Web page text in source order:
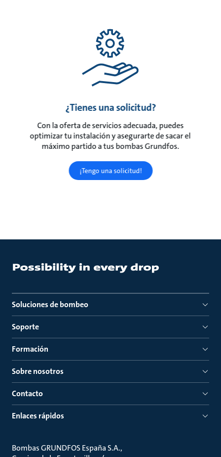
¿Tienes una solicitud?
Con la oferta de servicios adecuada, puedes
optimizar tu instalación y asegurarte de sacar el
máximo partido a tus bombas Grundfos.
¡Tengo una solicitud!
Soluciones de bombeo
Soporte
Formación
Sobre nosotros
Contacto
Enlaces rápidos
Bombas GRUNDFOS España S.A.